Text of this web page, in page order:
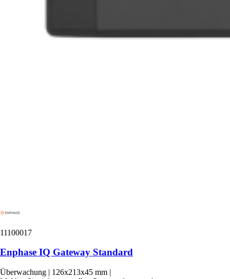
11100017
Enphase IQ Gateway Standard
Überwachung | 126x213x45 mm |